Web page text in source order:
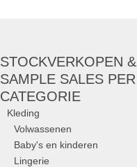
STOCKVERKOPEN &
SAMPLE SALES PER
CATEGORIE
Kleding
Volwassenen
Baby's en kinderen
Lingerie